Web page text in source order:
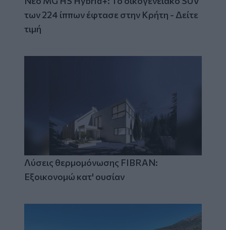
των 224 ίππων έφτασε στην Κρήτη - Δείτε
τιμή
Λύσεις θερμομόνωσης FIBRAN:
Εξοικονομώ κατ' ουσίαν